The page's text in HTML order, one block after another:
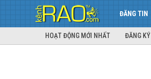
ĐĂNG TIN
HOẠT ĐỘNG MỚI NHẤT ĐĂNG KÝ